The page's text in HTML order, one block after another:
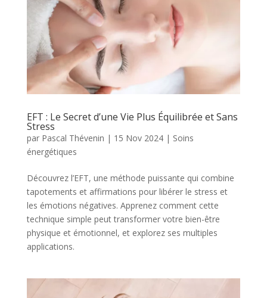
EFT : Le Secret d’une Vie Plus Équilibrée et Sans
Stress
par Pascal Thévenin | 15 Nov 2024| Soins
énergétiques
Découvrez l’EFT, une méthode puissante qui combine
tapotements et affirmations pour libérer le stress et
les émotions négatives. Apprenez comment cette
technique simple peut transformer votre bien-être
physique et émotionnel, et explorez ses multiples
applications.